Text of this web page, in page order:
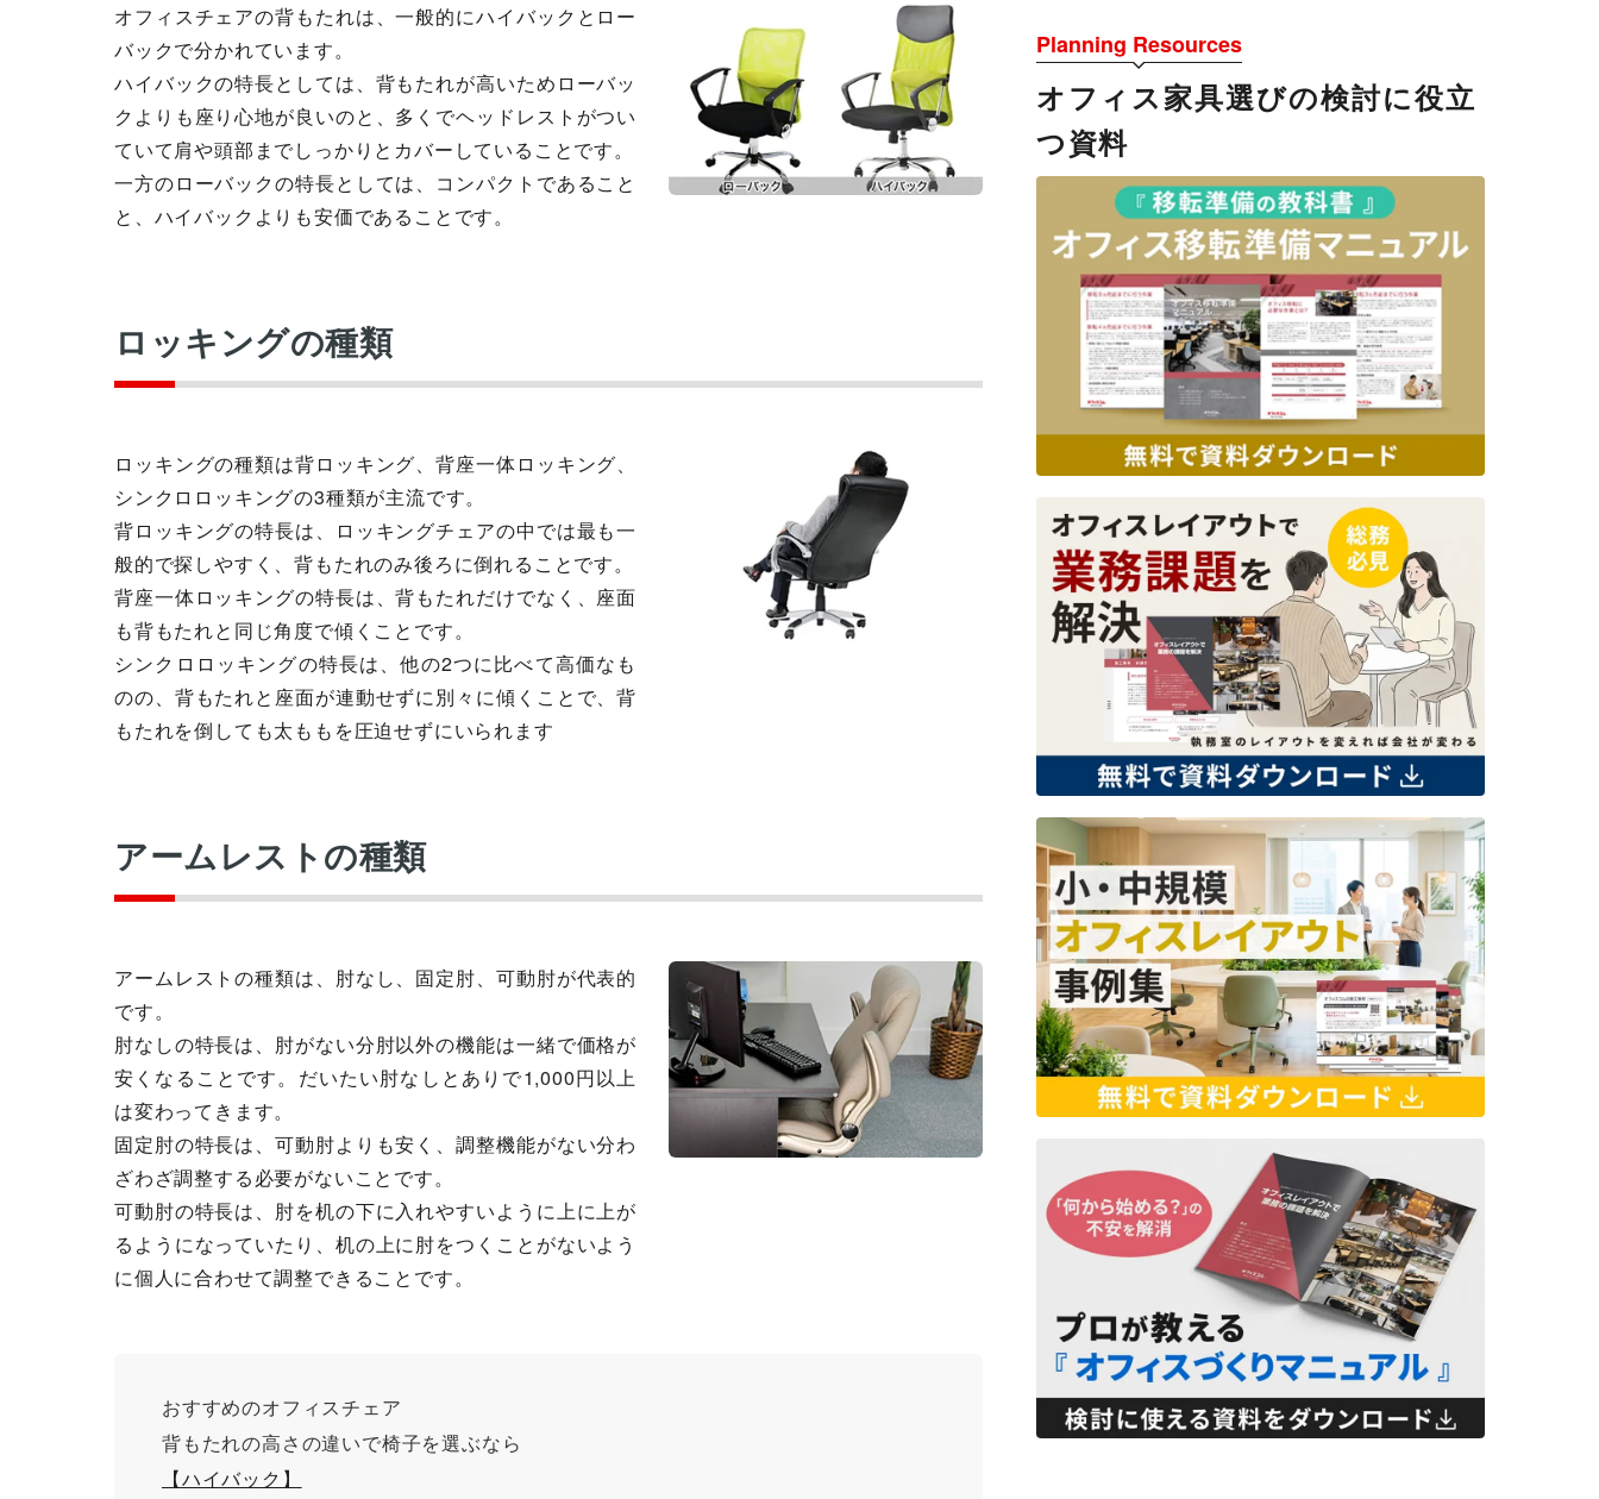
オフィスチェアの背もたれは、一般的にハイバックとロー
バックで分かれています。
ハイバックの特長としては、背もたれが高いためローバッ
クよりも座り心地が良いのと、多くでヘッドレストがつい
ていて肩や頭部までしっかりとカバーしていることです。
一方のローバックの特長としては、コンパクトであること
と、ハイバックよりも安価であることです。
ロッキングの種類
ロッキングの種類は背ロッキング、背座一体ロッキング、
シンクロロッキングの3種類が主流です。
背ロッキングの特長は、ロッキングチェアの中では最も一
般的で探しやすく、背もたれのみ後ろに倒れることです。
背座一体ロッキングの特長は、背もたれだけでなく、座面
も背もたれと同じ角度で傾くことです。
シンクロロッキングの特長は、他の2つに比べて高価なも
のの、背もたれと座面が連動せずに別々に傾くことで、背
もたれを倒しても太ももを圧迫せずにいられます
アームレストの種類
アームレストの種類は、肘なし、固定肘、可動肘が代表的
です。
肘なしの特長は、肘がない分肘以外の機能は一緒で価格が
安くなることです。だいたい肘なしとありで1,000円以上
は変わってきます。
固定肘の特長は、可動肘よりも安く、調整機能がない分わ
ざわざ調整する必要がないことです。
可動肘の特長は、肘を机の下に入れやすいように上に上が
るようになっていたり、机の上に肘をつくことがないよう
に個人に合わせて調整できることです。
おすすめのオフィスチェア
背もたれの高さの違いで椅子を選ぶなら
【ハイバック】
Planning Resources
オフィス家具選びの検討に役立
つ資料